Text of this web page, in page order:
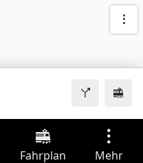
Fahrplan Mehr